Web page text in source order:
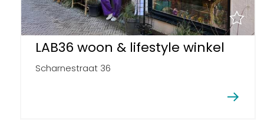
LAB36 woon & lifestyle winkel
Scharnestraat 36